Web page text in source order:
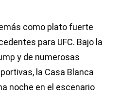
como plato fuerte
para UFC. Bajo la
y de numerosas
la Casa Blanca
noche en el escenario